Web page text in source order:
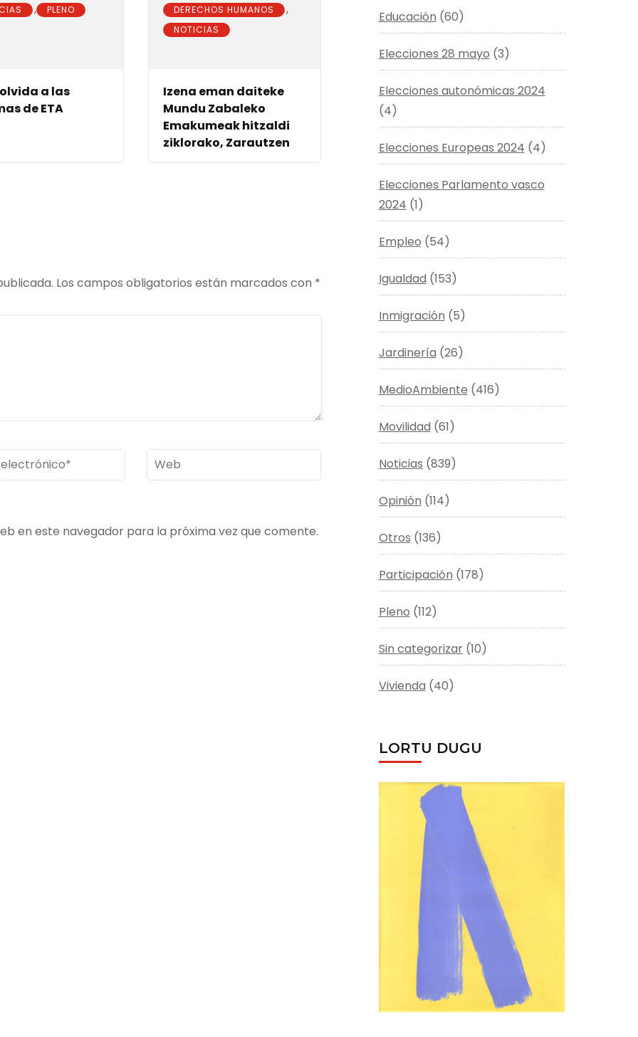
, PLENO
a las
de ETA
DERECHOS HUMANOS ,
NOTICIAS
Izena eman daiteke
Mundu Zabaleko
Emakumeak hitzaldi
ziklorako, Zarautzen
Los campos obligatorios están marcados con *
*
Web
en este navegador para la próxima vez que comente.
Educación (60)
Elecciones 28 mayo (3)
Elecciones autonómicas 2024
(4)
Elecciones Europeas 2024 (4)
Elecciones Parlamento vasco
2024 (1)
Empleo (54)
Igualdad (153)
Inmigración (5)
Jardinería (26)
MedioAmbiente (416)
Movilidad (61)
Noticias (839)
Opinión (114)
Otros (136)
Participación (178)
Pleno (112)
Sin categorizar(10)
Vivienda (40)
LORTU DUGU